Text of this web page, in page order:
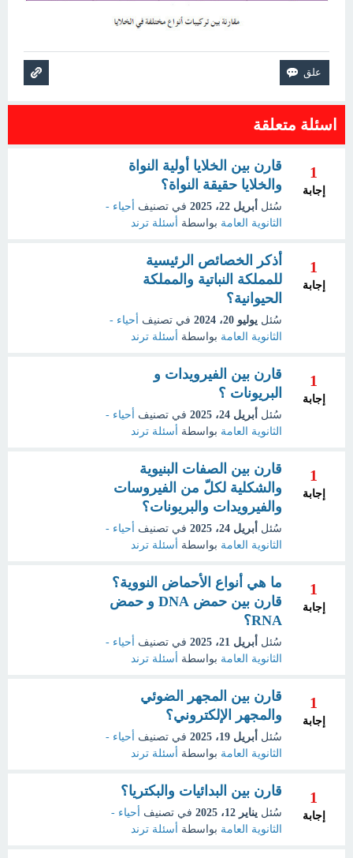
اسئلة متعلقة
1
إجابة
قارن بين الخلايا أولية النواة
والخلايا حقيقة النواة؟
سُئل أبريل 22، 2025 في تصنيف
أحياء -
الثانوية العامة بواسطة أسئلة ترند
1
إجابة
أذكر الخصائص الرئيسية
للمملكة النباتية والمملكة
الحيوانية؟
سُئل يوليو 20، 2024 في تصنيف
أحياء -
الثانوية العامة بواسطة أسئلة ترند
1
إجابة
قارن بين الفيرويدات و
البريونات ؟
سُئل أبريل 24، 2025 في تصنيف
أحياء -
الثانوية العامة بواسطة أسئلة ترند
1
إجابة
قارن بين الصفات البنيوية
والشكلية لكلّ من الفيروسات
والفيرويدات والبريونات؟
سُئل أبريل 24، 2025 في تصنيف
أحياء -
الثانوية العامة بواسطة أسئلة ترند
1
إجابة
ما هي أنواع الأحماض النووية؟
قارن بين حمض DNA و حمض
RNA؟
سُئل أبريل 21، 2025 في تصنيف
أحياء -
الثانوية العامة بواسطة أسئلة ترند
1
إجابة
قارن بين المجهر الضوئي
والمجهر الإلكتروني؟
سُئل أبريل 19، 2025 في تصنيف
أحياء -
الثانوية العامة بواسطة أسئلة ترند
1
إجابة
قارن بين البدائيات والبكتريا؟
سُئل يناير 12، 2025 في تصنيف
أحياء -
الثانوية العامة بواسطة أسئلة ترند